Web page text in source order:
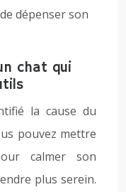
dépenser son
chat qui
la cause du
pouvez mettre
calmer son
plus serein.